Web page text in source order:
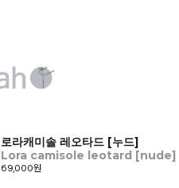
로라캐미솔 레오타드 [누드]
Lora camisole leotard [nude]
69,000원